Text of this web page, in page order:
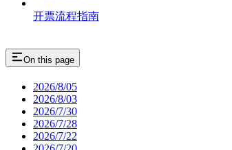
开票流程指南
On this page
2026/8/05
2026/8/03
2026/7/30
2026/7/28
2026/7/22